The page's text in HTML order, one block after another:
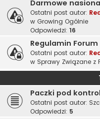
Darmowe
Ostatni post autor:
w Growing Ogólnie
Odpowiedzi: 16
Regulamin Forum
Ostatni post autor:
w Sprawy Związane z
Paczki pod
Ostatni post autor:
Odpowiedzi: 5